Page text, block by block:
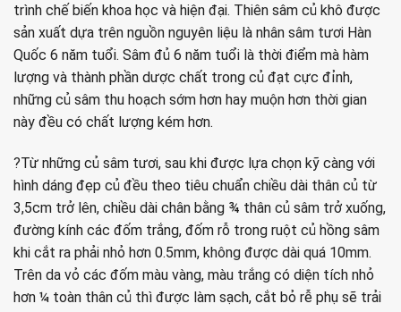
trình chế biến khoa học và hiện đại. Thiên sâm củ khô được
sản xuất dựa trên nguồn nguyên liệu là nhân sâm tươi Hàn
Quốc 6 năm tuổi. Sâm đủ 6 năm tuổi là thời điểm mà hàm
lượng và thành phần dược chất trong củ đạt cực đỉnh,
những củ sâm thu hoạch sớm hơn hay muộn hơn thời gian
này đều có chất lượng kém hơn.
?Từ những củ sâm tươi, sau khi được lựa chọn kỹ càng với
hình dáng đẹp củ đều theo tiêu chuẩn chiều dài thân củ từ
3,5cm trở lên, chiều dài chân bằng ¾ thân củ sâm trở xuống,
đường kính các đốm trắng, đốm rỗ trong ruột củ hồng sâm
khi cắt ra phải nhỏ hơn 0.5mm, không được dài quá 10mm.
Trên da vỏ các đốm màu vàng, màu trắng có diện tích nhỏ
hơn ¼ toàn thân củ thì được làm sạch, cắt bỏ rễ phụ sẽ trải